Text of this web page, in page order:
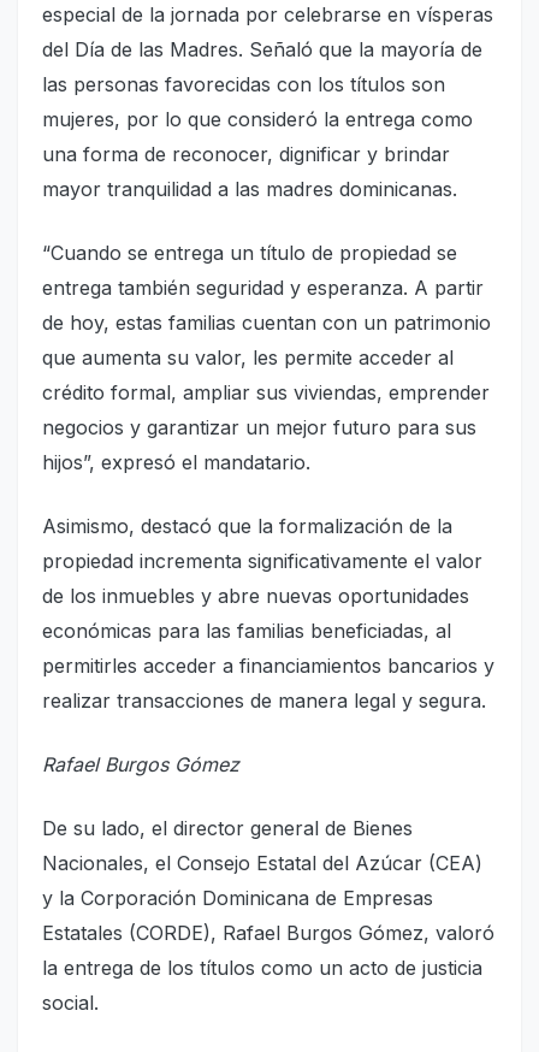
especial de la jornada por celebrarse en vísperas
del Día de las Madres. Señaló que la mayoría de
las personas favorecidas con los títulos son
mujeres, por lo que consideró la entrega como
una forma de reconocer, dignificar y brindar
mayor tranquilidad a las madres dominicanas.
“Cuando se entrega un título de propiedad se
entrega también seguridad y esperanza. A partir
de hoy, estas familias cuentan con un patrimonio
que aumenta su valor, les permite acceder al
crédito formal, ampliar sus viviendas, emprender
negocios y garantizar un mejor futuro para sus
hijos”, expresó el mandatario.
Asimismo, destacó que la formalización de la
propiedad incrementa significativamente el valor
de los inmuebles y abre nuevas oportunidades
económicas para las familias beneficiadas, al
permitirles acceder a financiamientos bancarios y
realizar transacciones de manera legal y segura.
Rafael Burgos Gómez
De su lado, el director general de Bienes
Nacionales, el Consejo Estatal del Azúcar (CEA)
y la Corporación Dominicana de Empresas
Estatales (CORDE), Rafael Burgos Gómez, valoró
la entrega de los títulos como un acto de justicia
social.